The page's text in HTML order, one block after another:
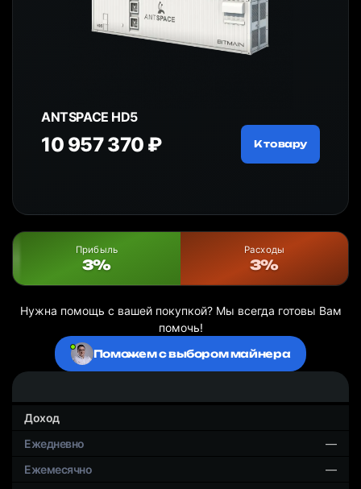
ANTSPACE HD5
10 957 370 ₽ К товару
Прибыль
3%
Расходы
3%
Нужна помощь с вашей покупкой? Мы всегда готовы Вам
помочь!
Поможем с выбором майнера
Доход
—
—